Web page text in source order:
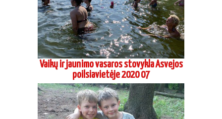
Aikido dienos stovykla Grigaičiuose 2020
06